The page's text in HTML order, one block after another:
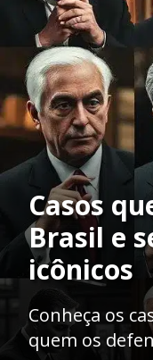
Casos
Brasil e
icônicos
Conheça os
quem os